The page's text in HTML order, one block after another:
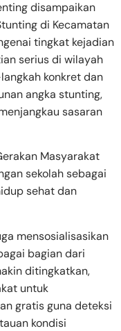
disampaikan
di Kecamatan
tingkat kejadian
serius di wilayah
konkret dan
angka stunting,
sasaran
Masyarakat
sekolah sebagai
sehat dan
mensosialisasikan
bagian dari
ditingkatkan,
untuk
gratis guna deteksi
kondisi